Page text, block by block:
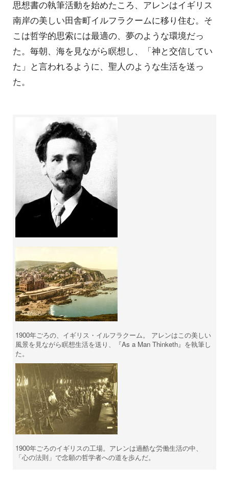
思想書の執筆活動を始めたころ、アレンはイギリス
南岸の美しい田舎町イルフラクームに移り住む。そ
こは哲学的思索には最適の、夢のような環境だっ
た。毎朝、海を見ながら瞑想し、「神と交信してい
た」と言われるように、聖人のような生活を送っ
た。
1900年ごろの、イギリス・イルフラクーム。 アレンはこの美しい
風景を見ながら瞑想生活を送り、『As a Man Thinketh』を執筆し
た。
1900年ごろのイギリスの工場。アレンは過酷な労働生活の中、
「心の法則」で念願の哲学者への道を歩んだ。